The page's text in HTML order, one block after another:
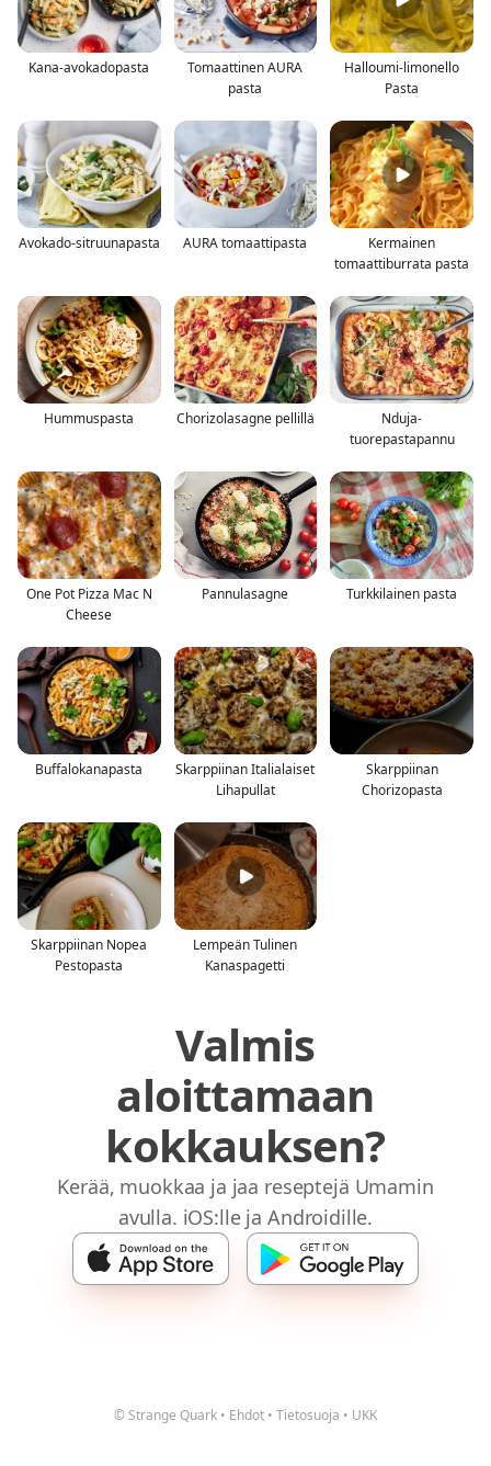
Kana-avokadopasta
Tomaattinen AURA
pasta
Halloumi-limonello
Pasta
Avokado-sitruunapasta AURA tomaattipasta
Kermainen
tomaattiburrata pasta
Hummuspasta Chorizolasagne pellillä
Nduja-
tuorepastapannu
One Pot Pizza Mac N
Cheese
Pannulasagne Turkkilainen pasta
Buffalokanapasta
Skarppiinan Italialaiset
Lihapullat
Skarppiinan
Chorizopasta
Skarppiinan Nopea
Pestopasta
Lempeän Tulinen
Kanaspagetti
Valmis
aloittamaan
kokkauksen?
Kerää, muokkaa ja jaa reseptejä Umamin
avulla. iOS:lle ja Androidille.
© Strange Quark • Ehdot • Tietosuoja • UKK